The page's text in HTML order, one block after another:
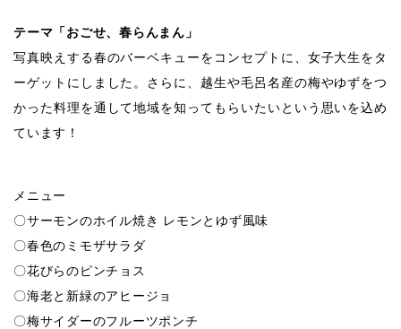
テーマ「おごせ、春らんまん」
写真映えする春のバーベキューをコンセプトに、女子大生をタ
ーゲットにしました。さらに、越生や毛呂名産の梅やゆずをつ
かった料理を通して地域を知ってもらいたいという思いを込め
ています！
メニュー
〇サーモンのホイル焼き レモンとゆず風味
〇春色のミモザサラダ
〇花びらのピンチョス
〇海老と新緑のアヒージョ
〇梅サイダーのフルーツポンチ